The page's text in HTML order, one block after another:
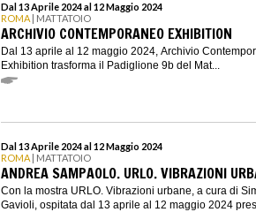
Dal 13 Aprile 2024 al 12 Maggio 2024
ROMA | MATTATOIO
ARCHIVIO CONTEMPORANEO EXHIBITION
Dal 13 aprile al 12 maggio 2024, Archivio
Exhibition trasforma il Padiglione 9b del Mat...
Dal 13 Aprile 2024 al 12 Maggio 2024
ROMA | MATTATOIO
ANDREA SAMPAOLO. URLO. VIBRAZIONI
Con la mostra URLO. Vibrazioni urbane, a cura di
Gavioli, ospitata dal 13 aprile al 12 maggio 2024